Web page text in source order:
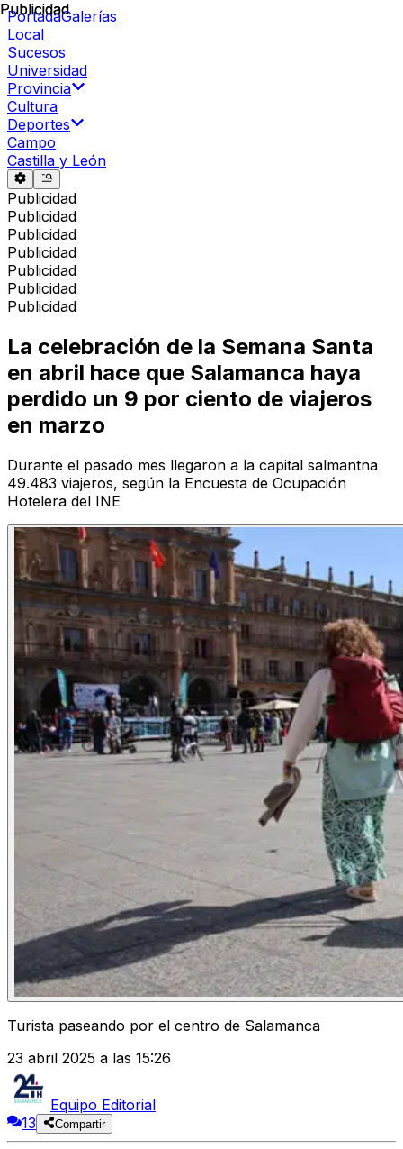
PortadaGalerías
Local
Sucesos
Universidad
Provincia
Cultura
Deportes
Campo
Castilla y León
Publicidad
Publicidad
Publicidad
Publicidad
Publicidad
Publicidad
Publicidad
Publicidad
La celebración de la Semana Santa
en abril hace que Salamanca haya
perdido un 9 por ciento de viajeros
en marzo
Durante el pasado mes llegaron a la capital salmantna
49.483 viajeros, según la Encuesta de Ocupación
Hotelera del INE
Turista paseando por el centro de Salamanca
23 abril 2025 a las 15:26
Equipo Editorial
13
Compartir
Publicidad